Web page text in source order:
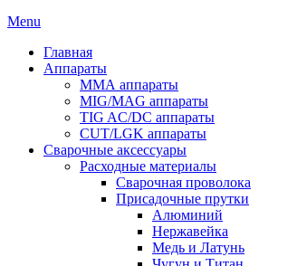
Menu
Главная
Аппараты
ММА аппараты
MIG/MAG аппараты
TIG AC/DC аппараты
CUT/LGK аппараты
Сварочные аксессуары
Расходные материалы
Сварочная проволока
Присадочные прутки
Алюминий
Нержавейка
Медь и Латунь